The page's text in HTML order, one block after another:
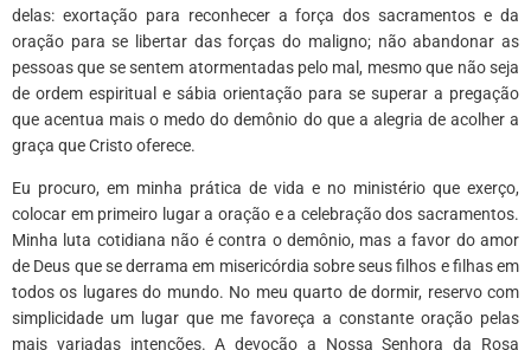
delas: exortação para reconhecer a força dos sacramentos e da
oração para se libertar das forças do maligno; não abandonar as
pessoas que se sentem atormentadas pelo mal, mesmo que não seja
de ordem espiritual e sábia orientação para se superar a pregação
que acentua mais o medo do demônio do que a alegria de acolher a
graça que Cristo oferece.
Eu procuro, em minha prática de vida e no ministério que exerço,
colocar em primeiro lugar a oração e a celebração dos sacramentos.
Minha luta cotidiana não é contra o demônio, mas a favor do amor
de Deus que se derrama em misericórdia sobre seus filhos e filhas em
todos os lugares do mundo. No meu quarto de dormir, reservo com
simplicidade um lugar que me favoreça a constante oração pelas
mais variadas intenções. A devoção a Nossa Senhora da Rosa